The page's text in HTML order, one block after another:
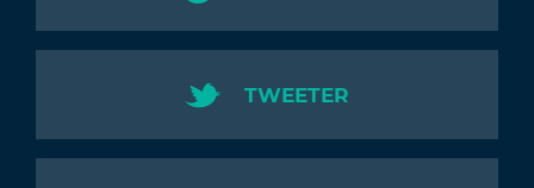
TWEETER